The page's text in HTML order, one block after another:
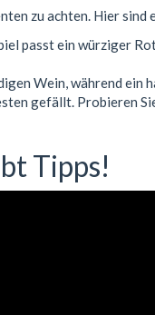
zu achten. Hier
passt ein würziger
Wein, während
gefällt. Probieren
Tipps!